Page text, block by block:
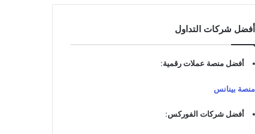
أفضل شركات التداول
أفضل منصة عملات رقمية:
منصة بينانس
أفضل شركات الفوركس: